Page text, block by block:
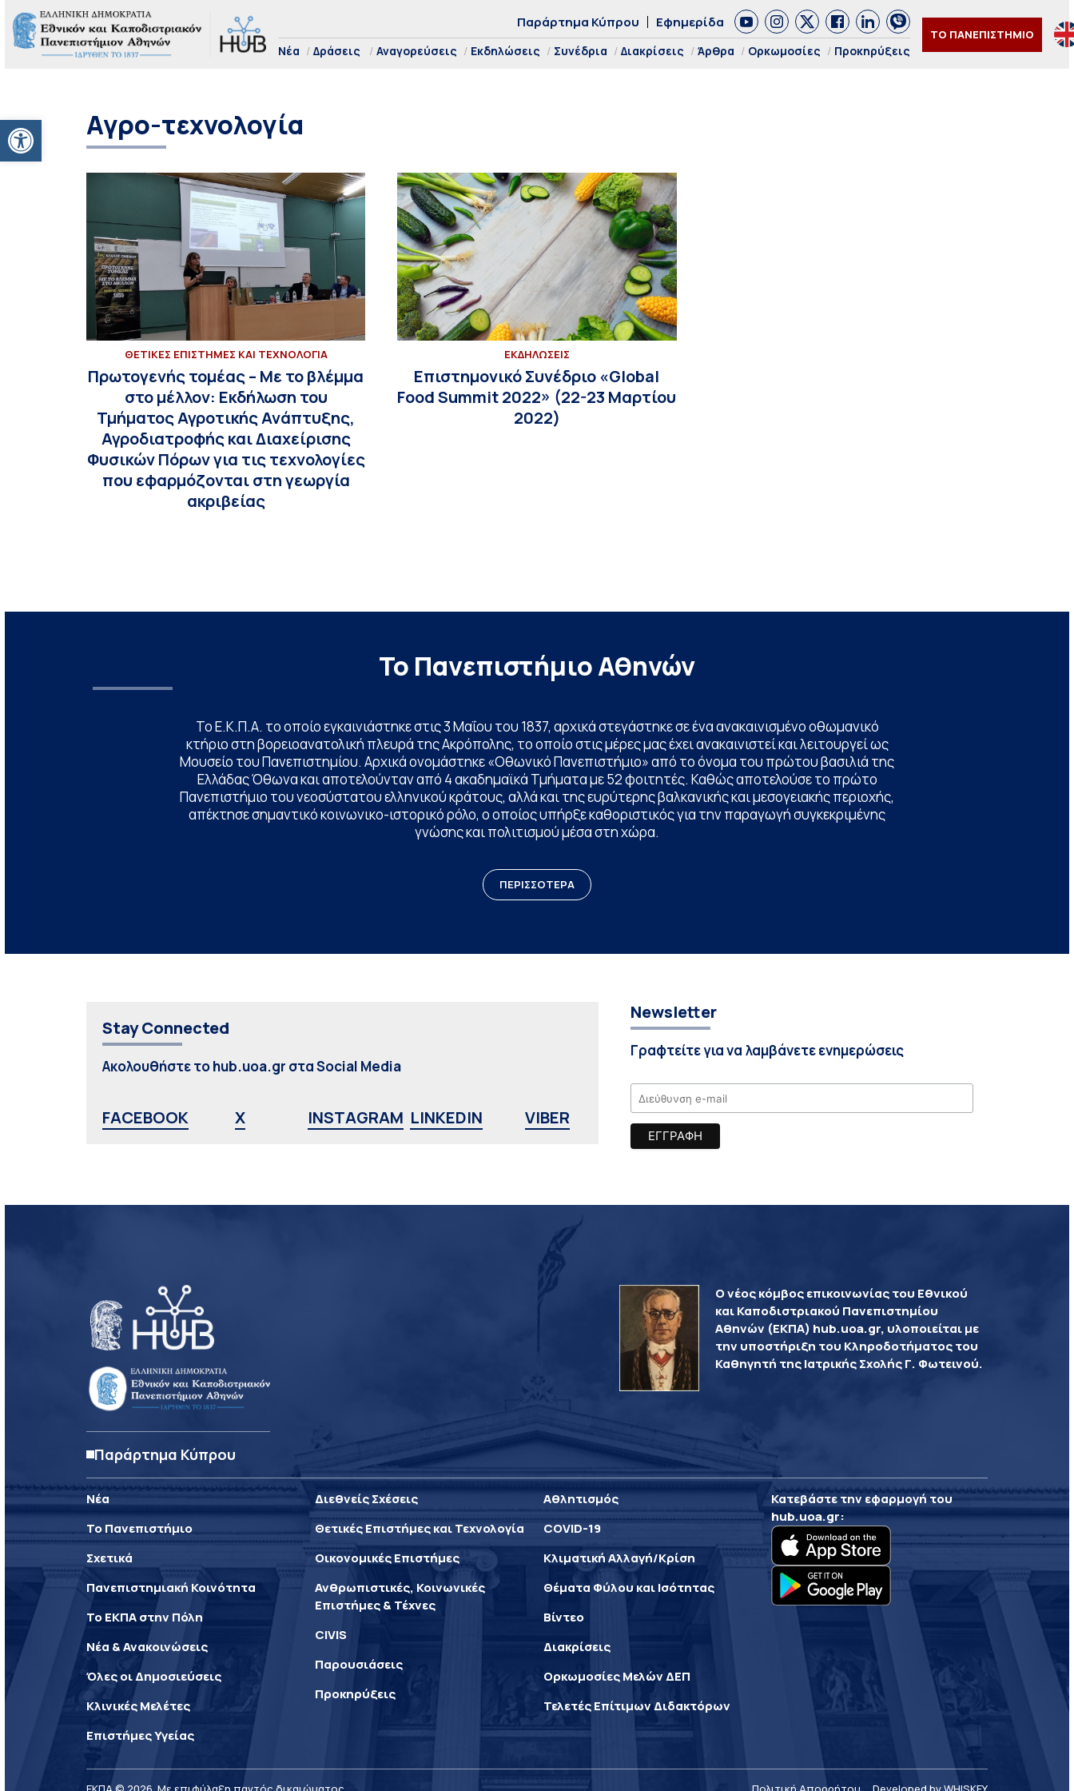
Ανοίξτε τη γραμμή εργαλείων
Παράρτημα Κύπρου Εφημερίδα
Νέα Δράσεις Αναγορεύσεις Εκδηλώσεις Συνέδρια Διακρίσεις Άρθρα Ορκωμοσίες Προκηρύξεις
ΤΟ ΠΑΝΕΠΙΣΤΗΜΙΟ
Αγρο-τεχνολογία
ΘΕΤΙΚΕΣ ΕΠΙΣΤΗΜΕΣ ΚΑΙ ΤΕΧΝΟΛΟΓΙΑ
Πρωτογενής τομέας – Με το βλέμμα
στο μέλλον: Εκδήλωση του
Τμήματος Αγροτικής Ανάπτυξης,
Αγροδιατροφής και Διαχείρισης
Φυσικών Πόρων για τις τεχνολογίες
που εφαρμόζονται στη γεωργία
ακριβείας
ΕΚΔΗΛΩΣΕΙΣ
Επιστημονικό Συνέδριο «Global
Food Summit 2022» (22-23 Μαρτίου
2022)
Το Πανεπιστήμιο Αθηνών
Το Ε.Κ.Π.Α. το οποίο εγκαινιάστηκε στις 3 Μαΐου του 1837, αρχικά στεγάστηκε σε ένα ανακαινισμένο οθωμανικό
κτήριο στη βορειοανατολική πλευρά της Ακρόπολης, το οποίο στις μέρες μας έχει ανακαινιστεί και λειτουργεί ως
Μουσείο του Πανεπιστημίου. Αρχικά ονομάστηκε «Οθωνικό Πανεπιστήμιο» από το όνομα του πρώτου βασιλιά της
Ελλάδας Όθωνα και αποτελούνταν από 4 ακαδημαϊκά Τμήματα με 52 φοιτητές. Καθώς αποτελούσε το πρώτο
Πανεπιστήμιο του νεοσύστατου ελληνικού κράτους, αλλά και της ευρύτερης βαλκανικής και μεσογειακής περιοχής,
απέκτησε σημαντικό κοινωνικο-ιστορικό ρόλο, ο οποίος υπήρξε καθοριστικός για την παραγωγή συγκεκριμένης
γνώσης και πολιτισμού μέσα στη χώρα.
ΠΕΡΙΣΣΟΤΕΡΑ
Stay Connected
Ακολουθήστε το hub.uoa.gr στα Social Media
FACEBOOK X INSTAGRAM LINKEDIN VIBER
Newsletter
Γραφτείτε για να λαμβάνετε ενημερώσεις
Παράρτημα Κύπρου
Ο νέος κόμβος επικοινωνίας του Εθνικού
και Καποδιστριακού Πανεπιστημίου
Αθηνών (ΕΚΠΑ) hub.uoa.gr, υλοποιείται με
την υποστήριξη του Κληροδοτήματος του
Καθηγητή της Ιατρικής Σχολής Γ. Φωτεινού.
Νέα
Το Πανεπιστήμιο
Σχετικά
Πανεπιστημιακή Κοινότητα
Το ΕΚΠΑ στην Πόλη
Νέα & Ανακοινώσεις
Όλες οι Δημοσιεύσεις
Κλινικές Μελέτες
Επιστήμες Υγείας
Διεθνείς Σχέσεις
Θετικές Επιστήμες και Τεχνολογία
Οικονομικές Επιστήμες
Ανθρωπιστικές, Κοινωνικές
Επιστήμες & Τέχνες
CIVIS
Παρουσιάσεις
Προκηρύξεις
Αθλητισμός
COVID-19
Κλιματική Αλλαγή/Κρίση
Θέματα Φύλου και Ισότητας
Βίντεο
Διακρίσεις
Ορκωμοσίες Μελών ΔΕΠ
Τελετές Επίτιμων Διδακτόρων
Κατεβάστε την εφαρμογή του
hub.uoa.gr: